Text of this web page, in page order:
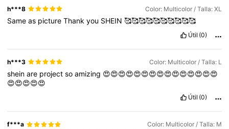
h***8 Color: Multicolor / Talla: XL
Sameas pictureThankyou SHEIN🥰🥰🥰🥰🥰🥰🥰🥰🥰🥰
Útil (0)
h***3 Color: Multicolor / Talla: L
sheinare projectsoamizing 😍😍😍😍😍😍😍😍😍😍😍😍😍😍😍
😍😍😍😍😍
Útil (0)
f***a Color: Multicolor / Talla: M